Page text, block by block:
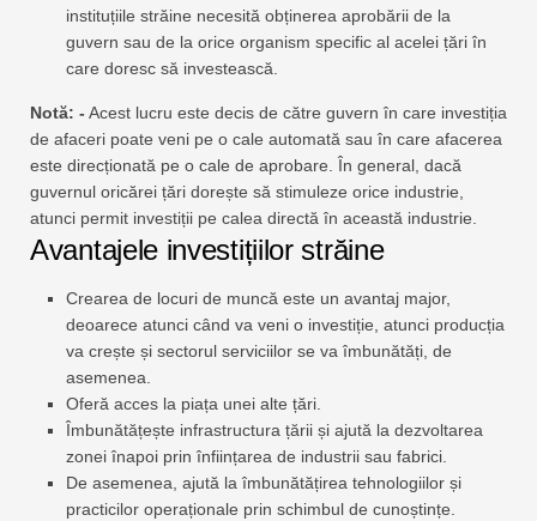
instituțiile străine necesită obținerea aprobării de la
guvern sau de la orice organism specific al acelei țări în
care doresc să investească.
Notă: - Acest lucru este decis de către guvern în care investiția
de afaceri poate veni pe o cale automată sau în care afacerea
este direcționată pe o cale de aprobare. În general, dacă
guvernul oricărei țări dorește să stimuleze orice industrie,
atunci permit investiții pe calea directă în această industrie.
Avantajele investițiilor străine
Crearea de locuri de muncă este un avantaj major,
deoarece atunci când va veni o investiție, atunci producția
va crește și sectorul serviciilor se va îmbunătăți, de
asemenea.
Oferă acces la piața unei alte țări.
Îmbunătățește infrastructura țării și ajută la dezvoltarea
zonei înapoi prin înființarea de industrii sau fabrici.
De asemenea, ajută la îmbunătățirea tehnologiilor și
practicilor operaționale prin schimbul de cunoștințe.